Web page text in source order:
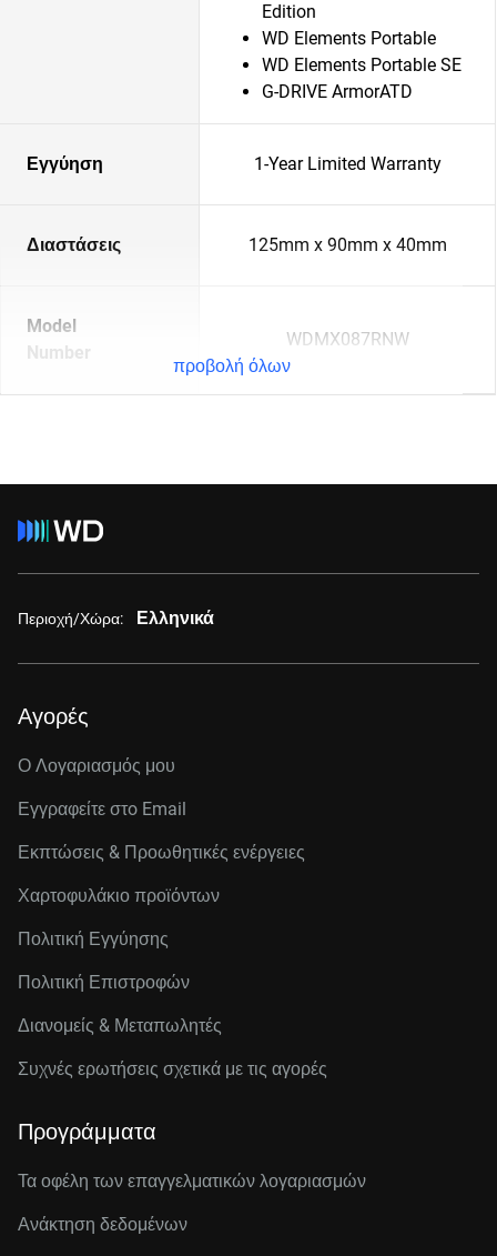
Edition
WD Elements Portable
WD Elements Portable SE
G-DRIVE ArmorATD
Εγγύηση 1-Year Limited Warranty
Διαστάσεις 125mm x 90mm x 40mm
Model
Number
WDMX087RNW
προβολή όλων
Περιοχή/Χώρα: Ελληνικά
Αγορές
Ο Λογαριασμός μου
Εγγραφείτε στo Email
Εκπτώσεις & Προωθητικές ενέργειες
Χαρτοφυλάκιο προϊόντων
Πολιτική Εγγύησης
Πολιτική Επιστροφών
Διανομείς & Μεταπωλητές
Συχνές ερωτήσεις σχετικά με τις αγορές
Προγράμματα
Τα οφέλη των επαγγελματικών λογαριασμών
Ανάκτηση δεδομένων